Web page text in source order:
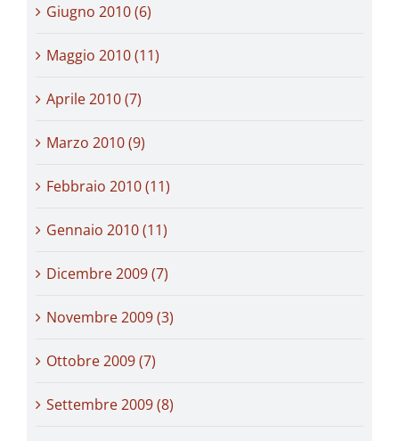
Giugno 2010 (6)
Maggio 2010 (11)
Aprile 2010 (7)
Marzo 2010 (9)
Febbraio 2010 (11)
Gennaio 2010 (11)
Dicembre 2009 (7)
Novembre 2009 (3)
Ottobre 2009 (7)
Settembre 2009 (8)